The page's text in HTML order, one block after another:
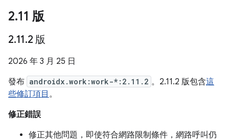
2.11 版
2.11.2 版
2026 年 3 月 25 日
發布 androidx.work:work-*:2.11.2 。2.11.2 版包含這
些修訂項目 。
修正錯誤
修正其他問題，即使符合網路限制條件，網路呼叫仍